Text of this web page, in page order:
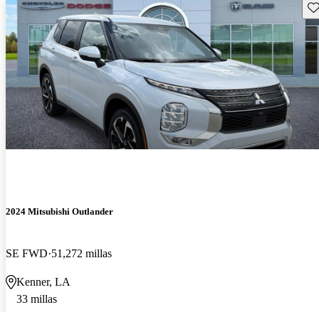
2024 Mitsubishi Outlander
SE FWD 51,272 millas
Kenner, LA
33 millas